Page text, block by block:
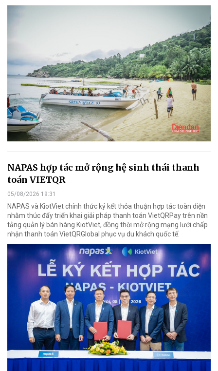
NAPAS hợp tác mở rộng hệ sinh thái thanh
toán VIETQR
05/08/2026 19:31
NAPAS và KiotViet chính thức ký kết thỏa thuận hợp tác toàn diện
nhằm thúc đẩy triển khai giải pháp thanh toán VietQRPay trên nền
tảng quản lý bán hàng KiotViet, đồng thời mở rộng mạng lưới chấp
nhận thanh toán VietQRGlobal phục vụ du khách quốc tế.